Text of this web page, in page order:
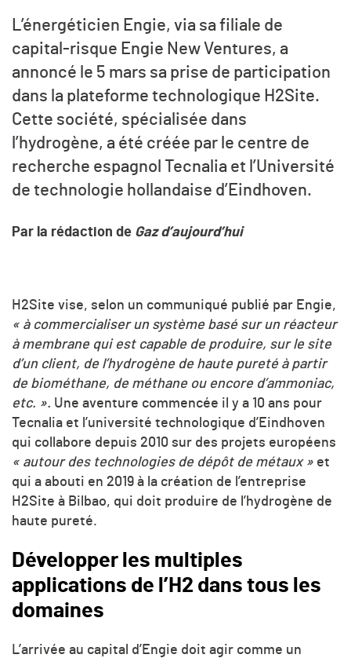
L’énergéticien Engie, via sa filiale de
capital-risque Engie New Ventures, a
annoncé le 5 mars sa prise de participation
dans la plateforme technologique H2Site.
Cette société, spécialisée dans
l’hydrogène, a été créée par le centre de
recherche espagnol Tecnalia et l’Université
de technologie hollandaise d’Eindhoven.
Par la rédaction de Gaz d’aujourd’hui
H2Site vise, selon un communiqué publié par Engie,
« à commercialiser un système basé sur un réacteur
à membrane qui est capable de produire, sur le site
d’un client, de l’hydrogène de haute pureté à partir
de biométhane, de méthane ou encore d’ammoniac,
etc. ». Une aventure commencée il y a 10 ans pour
Tecnalia et l’université technologique d’Eindhoven
qui collabore depuis 2010 sur des projets européens
« autour des technologies de dépôt de métaux» et
qui a abouti en 2019 à la création de l’entreprise
H2Site à Bilbao, qui doit produire de l’hydrogène de
haute pureté.
Développer les multiples
applications de l’H2 dans tous les
domaines
L’arrivée au capital d’Engie doit agir comme un